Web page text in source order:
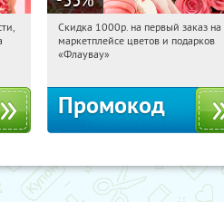
21:19:49 Получили:
Россия
Скидка 1000р. на первый заказ на
маркетплейсе цветов и подарков
«Флаувау»
Промокод